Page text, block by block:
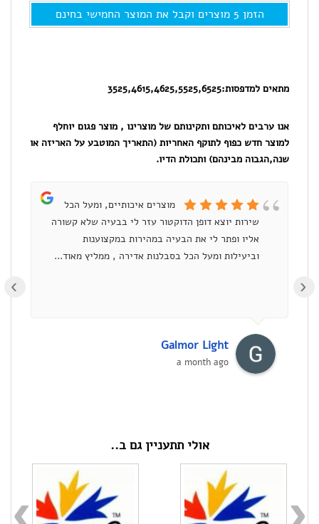
למדפסת
אדום
הזמן 5 מוצרים וקבל את המוצר החמישי בחינם
מתאים למדפסות:3525,4615,4625,5525,6525
אנו ערבים לאיכותם ותקינותם של מוצרינו , מוצר פגום יוחלף
למוצר חדש כפוף לתוקף האחריות (התאריך המוטבע על האריזה או
שנה,הגבוה מבינהם) ותכולת הדיו.
מוצרים איכותיים, ומעל הכל
שירות יוצא דופן הדוקטור עזר לי בבעיה שלא קשורה
אליו ופתר לי את הבעיה במהירות במקצוענות
וביעילות ומעל הכל בסבלנות אדירה , ממליץ מאוד...
Galmor Light
a month ago
אולי תתעניין גם ב..